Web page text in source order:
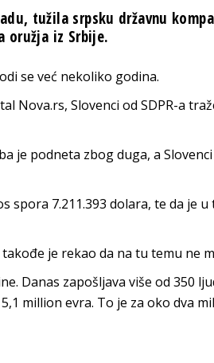
tužila srpsku državnu
oružja iz Srbije.
se već nekoliko godina.
Nova.rs, Slovenci od SDPR-a
je podneta zbog duga, a
spora 7.211.393 dolara, te da je
je rekao da na tu temu ne
Danas zapošljava više od 350
million evra. To je za oko dva